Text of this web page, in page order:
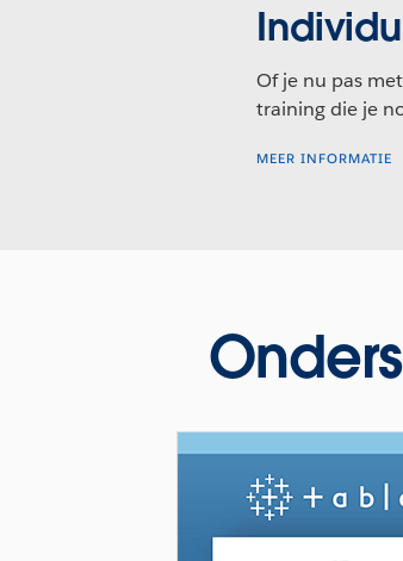
Of je nu pas
training die je
MEER INFORMATIE